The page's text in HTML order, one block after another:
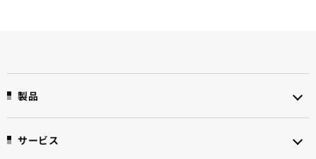
製品
サービス